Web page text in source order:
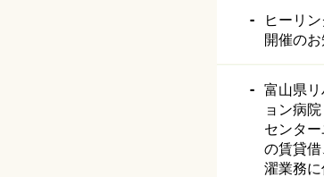
ヒーリ
開催の
富山県
ョン病
センタ
の賃貸
濯業務